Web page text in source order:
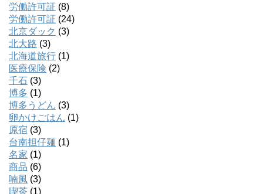
労働許可証 (8)
労働許可証 (24)
北京ダック (3)
北大路 (3)
北海道旅行 (1)
医療保険 (2)
千石 (3)
博多 (1)
博多うどん (3)
卵かけごはん (1)
原宿 (3)
台南担仔麺 (1)
名家 (1)
商品 (6)
喃風 (3)
喫茶 (1)